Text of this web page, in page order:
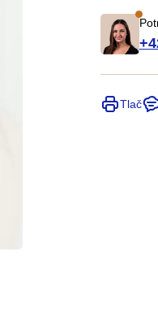
Tlač